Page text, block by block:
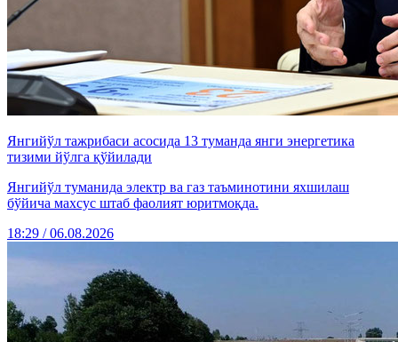
Янгийўл тажрибаси асосида 13 туманда янги энергетика
тизими йўлга қўйилади
Янгийўл туманида электр ва газ таъминотини яхшилаш
бўйича махсус штаб фаолият юритмоқда.
18:29 / 06.08.2026